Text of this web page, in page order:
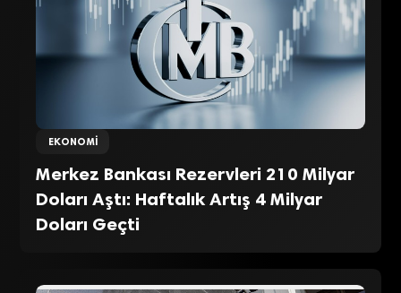
EKONOMI
Merkez Bankası Rezervleri 210 Milyar
Doları Aştı: Haftalık Artış 4 Milyar
Doları Geçti